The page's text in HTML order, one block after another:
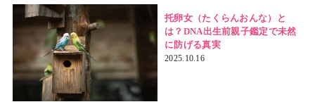
托卵女（たくらんおんな）と
は？DNA出生前親子鑑定で未然
に防げる真実
2025.10.16